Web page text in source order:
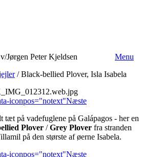
Jørgen Peter Kjeldsen
Menu
/Black-bellied Plover, Isla Isabela
iconpos="notext"Næste
tæt på vadefuglene på Galápagos - her en
Plover /Grey Plover fra stranden
på den største af øerne Isabela.
iconpos="notext"Næste